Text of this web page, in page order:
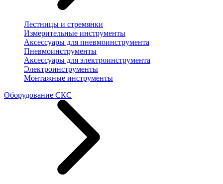
Лестницы и стремянки
Измерительные инструменты
Аксессуары для пневмоинструмента
Пневмоинструменты
Аксессуары для электроинструмента
Электроинструменты
Монтажные инструменты
Оборудование СКС